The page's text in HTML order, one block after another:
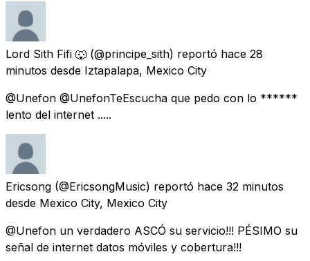
Lord Sith Fifi 🐺 (@principe_sith) reportó hace 28
minutos desde Iztapalapa, Mexico City
@Unefon @UnefonTeEscucha que pedo con lo ******
lento del internet .....
Ericsong (@EricsongMusic) reportó hace 32 minutos
desde Mexico City, Mexico City
@Unefon un verdadero ASCÓ su servicio!!! PÉSIMO su
señal de internet datos móviles y cobertura!!!